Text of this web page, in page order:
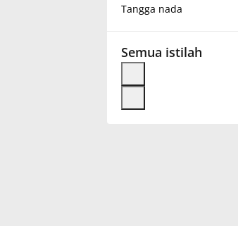
Español
Français
Tangga nada
Semua istilah